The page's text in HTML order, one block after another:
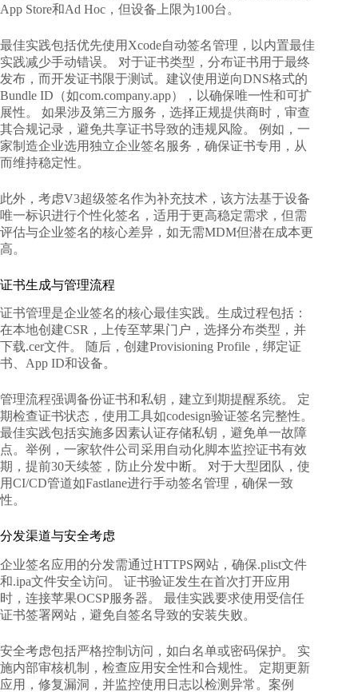
App Store和Ad Hoc，但设备上限为100台。
最佳实践包括优先使用Xcode自动签名管理，以内置最佳
实践减少手动错误。 对于证书类型，分布证书用于最终
发布，而开发证书限于测试。建议使用逆向DNS格式的
Bundle ID（如com.company.app），以确保唯一性和可扩
展性。 如果涉及第三方服务，选择正规提供商时，审查
其合规记录，避免共享证书导致的违规风险。 例如，一
家制造企业选用独立企业签名服务，确保证书专用，从
而维持稳定性。
此外，考虑V3超级签名作为补充技术，该方法基于设备
唯一标识进行个性化签名，适用于更高稳定需求，但需
评估与企业签名的核心差异，如无需MDM但潜在成本更
高。
证书生成与管理流程
证书管理是企业签名的核心最佳实践。生成过程包括：
在本地创建CSR，上传至苹果门户，选择分布类型，并
下载.cer文件。 随后，创建Provisioning Profile，绑定证
书、App ID和设备。
管理流程强调备份证书和私钥，建立到期提醒系统。 定
期检查证书状态，使用工具如codesign验证签名完整性。
最佳实践包括实施多因素认证存储私钥，避免单一故障
点。举例，一家软件公司采用自动化脚本监控证书有效
期，提前30天续签，防止分发中断。 对于大型团队，使
用CI/CD管道如Fastlane进行手动签名管理，确保一致
性。
分发渠道与安全考虑
企业签名应用的分发需通过HTTPS网站，确保.plist文件
和.ipa文件安全访问。 证书验证发生在首次打开应用
时，连接苹果OCSP服务器。 最佳实践要求使用受信任
证书签署网站，避免自签名导致的安装失败。
安全考虑包括严格控制访问，如白名单或密码保护。 实
施内部审核机制，检查应用安全性和合规性。 定期更新
应用，修复漏洞，并监控使用日志以检测异常。案例